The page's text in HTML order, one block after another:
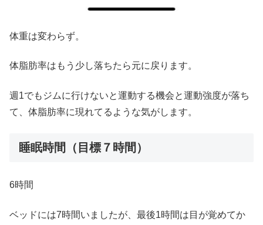
体重は変わらず。
体脂肪率はもう少し落ちたら元に戻ります。
週1でもジムに行けないと運動する機会と運動強度が落ち
て、体脂肪率に現れてるような気がします。
睡眠時間（目標７時間）
6時間
ベッドには7時間いましたが、最後1時間は目が覚めてか